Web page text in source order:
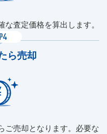
査定価格を算出します。
ら売却
ご売却となります。必要な